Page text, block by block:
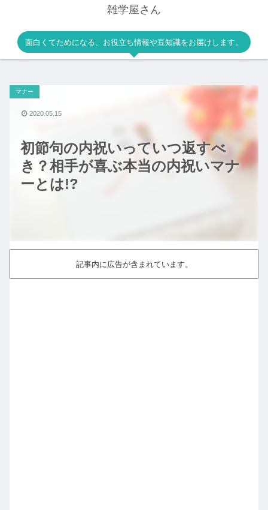
雑学屋さん
面白くてためになる、お役立ち情報や豆知識をお届けします。
初節句の内祝いっていつ返すべ
き？相手が喜ぶ本当の内祝いマナ
ーとは!?
マナー
2020.05.15
記事内に広告が含まれています。